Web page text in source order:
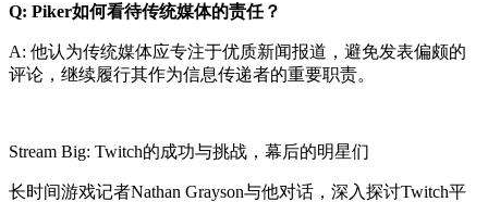
Q: Piker如何看待传统媒体的责任？
A: 他认为传统媒体应专注于优质新闻报道，避免发表偏颇的
评论，继续履行其作为信息传递者的重要职责。
Stream Big: Twitch的成功与挑战，幕后的明星们
长时间游戏记者Nathan Grayson与他对话，深入探讨Twitch平